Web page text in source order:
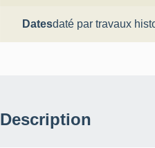
Datesdaté par travaux
Description